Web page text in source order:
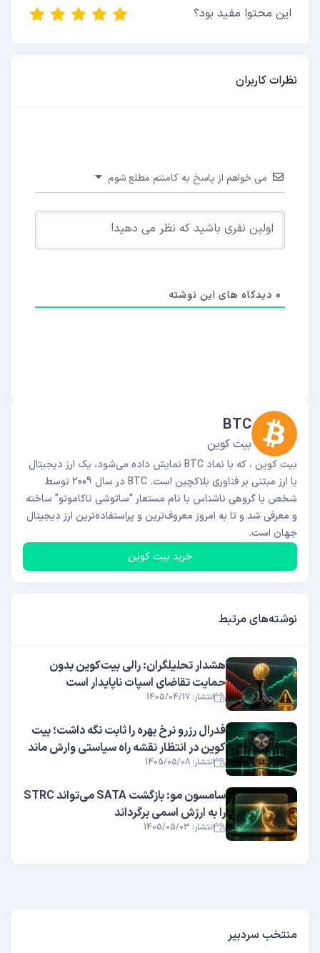
این محتوا مفید بود؟
نظرات کاربران
می خواهم از پاسخ به کامنتم مطلع شوم
0 دیدکاه های این نوشته
BTC
بیت کوین
بیت کوین ، که با نماد BTC نمایش داده می‌شود، یک ارز دیجیتال
یا ارز مبتنی بر فناوری بلاکچین است. BTC در سال 2009 توسط
شخص یا گروهی ناشناس با نام مستعار "ساتوشی ناکاموتو" ساخته
و معرفی شد و تا به امروز معروف‌ترین و پراستفاده‌ترین ارز دیجیتال
جهان است.
خرید بیت کوین
نوشته‌های مرتبط
هشدار تحلیلگران: رالی بیت‌کوین بدون
حمایت تقاضای اسپات ناپایدار است
انتشار: 1405/04/17
فدرال رزرو نرخ بهره را ثابت نگه داشت؛ بیت
کوین در انتظار نقشه راه سیاستی وارش ماند
انتشار: 1405/05/08
سامسون مو: بازگشت SATA می‌تواند STRC
را به ارزش اسمی برگرداند
انتشار: 1405/05/03
منتخب سردبیر